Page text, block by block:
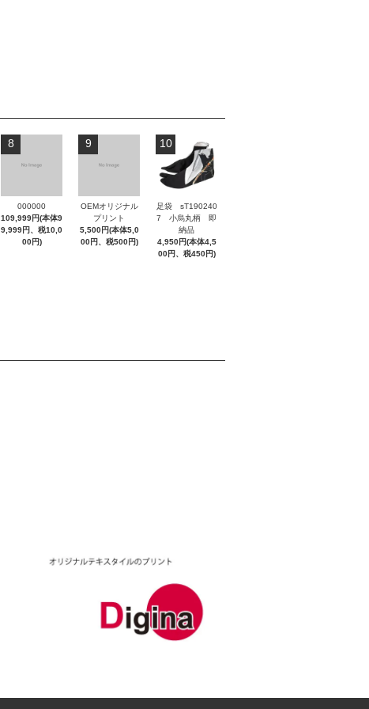
8
000000
109,999円(本体9
9,999円、税10,0
00円)
9
OEMオリジナル
プリント
5,500円(本体5,0
00円、税500円)
10
足袋 sT190240
7 小烏丸柄 即
納品
4,950円(本体4,5
00円、税450円)